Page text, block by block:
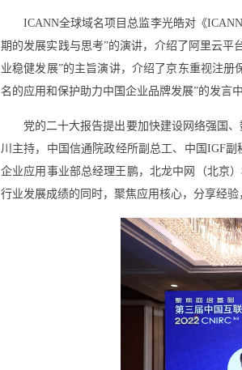
ICANN全球域名项目总监李光皓对《
期的发展实践与思考”的演讲，介绍了阿里云
业稳健发展”的主旨演讲，介绍了京东重视注
名的应用和保护助力中国企业品牌发展”的发言
党的二十大报告提出要加快建设网络强国
川主持，中国信通院政经所副总工、中国IGF
企业应用事业部总经理王鹏，北龙中网（北京
行业发展成绩的同时，聚焦应用核心，分享经